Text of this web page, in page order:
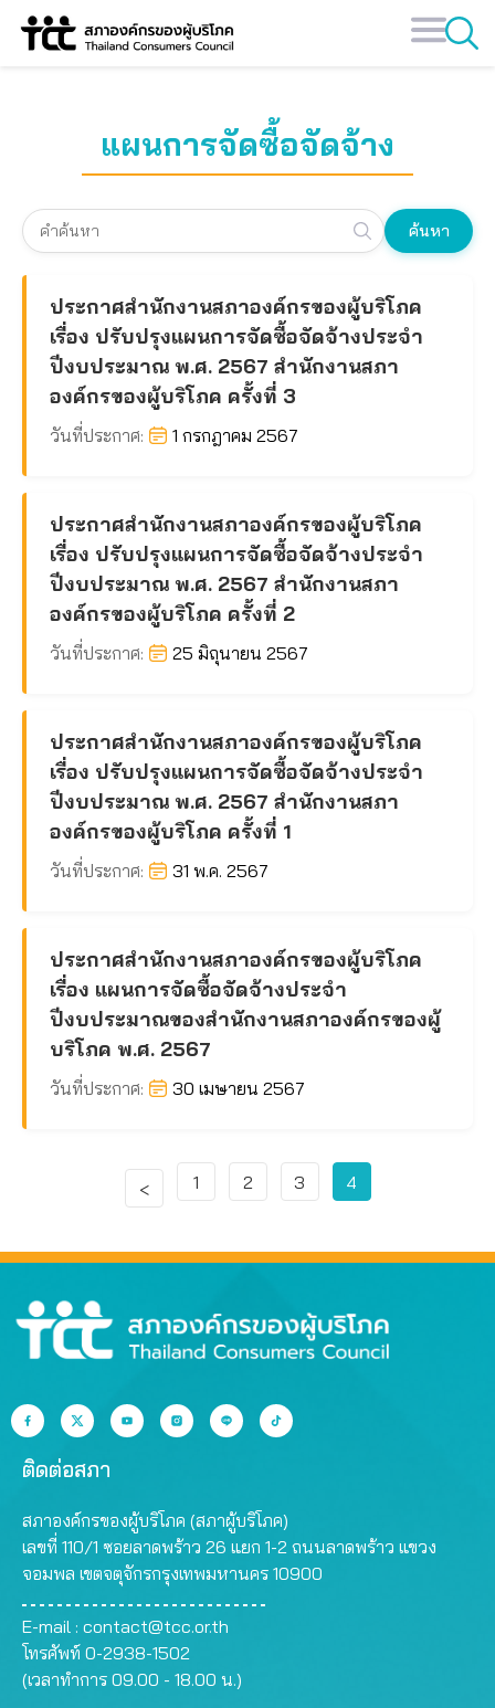
Skip
แผนการจัดซื้อจัดจ้าง
ค้นหา
ประกาศสำนักงานสภาองค์กรของผู้บริโภค
เรื่อง ปรับปรุงแผนการจัดซื้อจัดจ้างประจำ
ปีงบประมาณ พ.ศ. 2567 สำนักงานสภา
องค์กรของผู้บริโภค ครั้งที่ 3
วันที่ประกาศ: 1 กรกฎาคม 2567
ประกาศสำนักงานสภาองค์กรของผู้บริโภค
เรื่อง ปรับปรุงแผนการจัดซื้อจัดจ้างประจำ
ปีงบประมาณ พ.ศ. 2567 สำนักงานสภา
องค์กรของผู้บริโภค ครั้งที่ 2
วันที่ประกาศ: 25 มิถุนายน 2567
ประกาศสำนักงานสภาองค์กรของผู้บริโภค
เรื่อง ปรับปรุงแผนการจัดซื้อจัดจ้างประจำ
ปีงบประมาณ พ.ศ. 2567 สำนักงานสภา
องค์กรของผู้บริโภค ครั้งที่ 1
วันที่ประกาศ: 31 พ.ค. 2567
ประกาศสำนักงานสภาองค์กรของผู้บริโภค
เรื่อง แผนการจัดซื้อจัดจ้างประจำ
ปีงบประมาณของสำนักงานสภาองค์กรของผู้
บริโภค พ.ศ. 2567
วันที่ประกาศ: 30 เมษายน 2567
< 1 2 3 4
ติดต่อสภา
สภาองค์กรของผู้บริโภค (สภาผู้บริโภค)
เลขที่ 110/1 ซอยลาดพร้าว 26 แยก 1-2 ถนนลาดพร้าว แขวง
จอมพล เขตจตุจักรกรุงเทพมหานคร 10900
E-mail : contact@tcc.or.th
โทรศัพท์ 0-2938-1502
(เวลาทำการ 09.00 - 18.00 น.)